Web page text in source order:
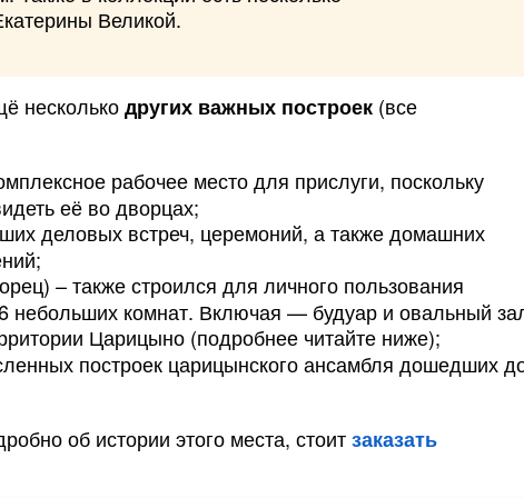
Великой.
несколькодругих важных построек (все
рабочее место для прислуги, поскольку
её во дворцах;
деловых встреч, церемоний, а также домашних
– также строился для личного пользования
небольших комнат. Включая — будуар и овальный
Царицыно (подробнее читайте ниже);
построек царицынского ансамбля дошедших
об истории этого места, стоитзаказать